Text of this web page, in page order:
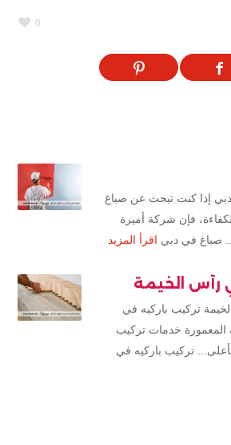
0
إذا كنت تبحث عن صباغ
فإن شركة أميرة
صباغ في دبي اقرأ المزيد
رأس الخيمة
تركيب باركيه في
خدمات تركيب
تركيب باركيه في